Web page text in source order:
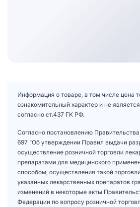
Информация о товаре, в том числе цена
ознакомительный характер и не
согласно ст.437 ГК РФ.
Согласно постановлению
697 "Об утверждении Правил выдачи
осуществление розничной торговли
препаратами для медицинского
способом, осуществления такой
указанных лекарственных препаратов
изменений в некоторые акты
Федерации по вопросу розничной